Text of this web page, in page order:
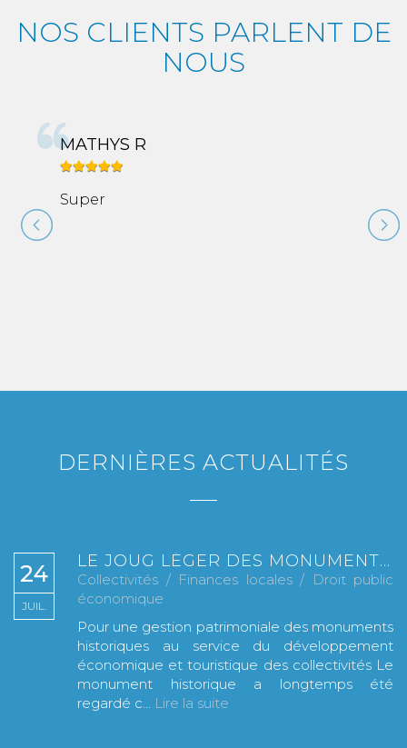
NOS CLIENTS PARLENT DE
NOUS
MATHYS R
Super
DERNIÈRES ACTUALITÉS
LE JOUG LÉGER DES MONUMENTS HISTORIQUES
24
JUIL.
Collectivités / Finances locales/ Droit public
économique
Pour une gestion patrimoniale des monuments
historiques au service du développement
économique et touristique des collectivités Le
monument historique a longtemps été
regardé c... Lire la suite